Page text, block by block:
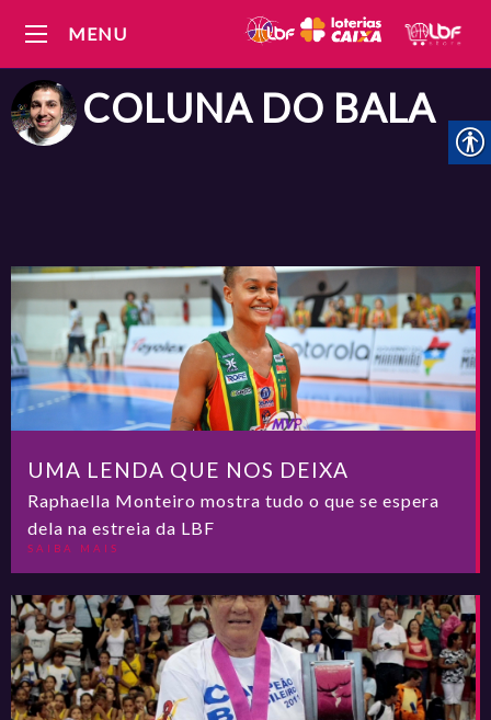
MENU
COLUNA DO BALA
UMA LENDA QUE NOS DEIXA
Raphaella Monteiro mostra tudo o que se espera
dela na estreia da LBF
SAIBA MAIS